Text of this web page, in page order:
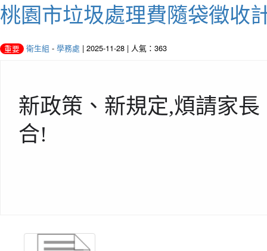
桃園市垃圾處理費隨袋徵收
重要 衛生組 - 學務處 | 2025-11-28 | 人氣：363
新政策 、 新規定,煩請家長
合!